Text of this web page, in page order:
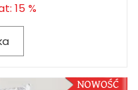
15 %